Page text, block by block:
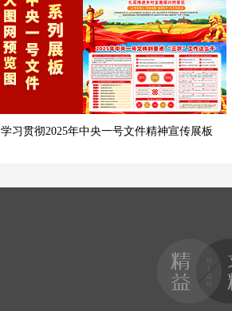
学习贯彻2025年中央一号文件精神宣传展板